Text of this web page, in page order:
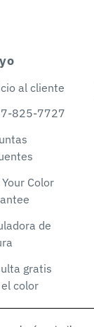
al cliente
825-7727
Color
de
gratis
color